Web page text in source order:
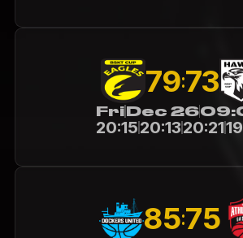
79:73
FriDec 26
20:1520:1320:21
85:75